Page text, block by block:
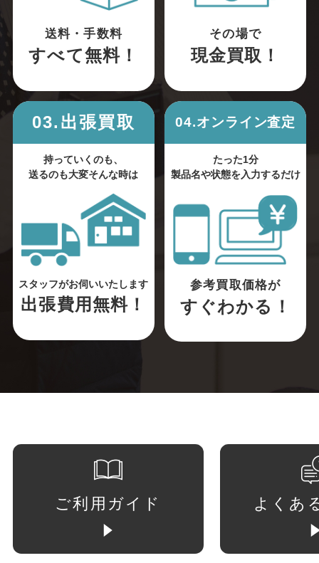
送料・手数料
すべて無料！
その場で
現金買取！
03.出張買取
持っていくのも、
送るのも大変そんな時は
スタッフがお伺いいたします
出張費用無料！
04.オンライン査定
たった1分
製品名や状態を入力するだけ
参考買取価格が
すぐわかる！
ご利用ガイド よくあ